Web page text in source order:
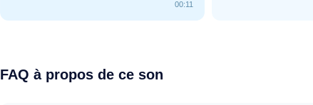
00:11
FAQ à propos de ce son